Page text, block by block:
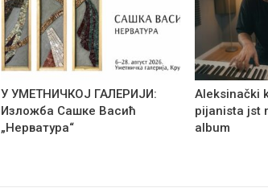
У УМЕТНИЧКОЈ ГАЛЕРИЈИ:
Изложба Сашке Васић
„Нерватура“
Aleksinački
pijanista jst
album